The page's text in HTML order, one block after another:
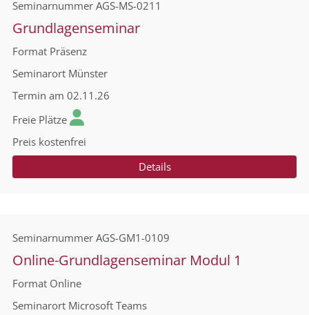
Seminarnummer AGS-MS-0211
Grundlagenseminar
Format Präsenz
Seminarort Münster
Termin am 02.11.26
Freie Plätze
Preis kostenfrei
Details
Seminarnummer AGS-GM1-0109
Online-Grundlagenseminar Modul 1
Format Online
Seminarort Microsoft Teams